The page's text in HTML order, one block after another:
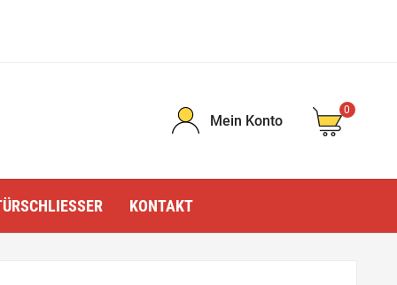
Mein Konto
0
KONTAKT